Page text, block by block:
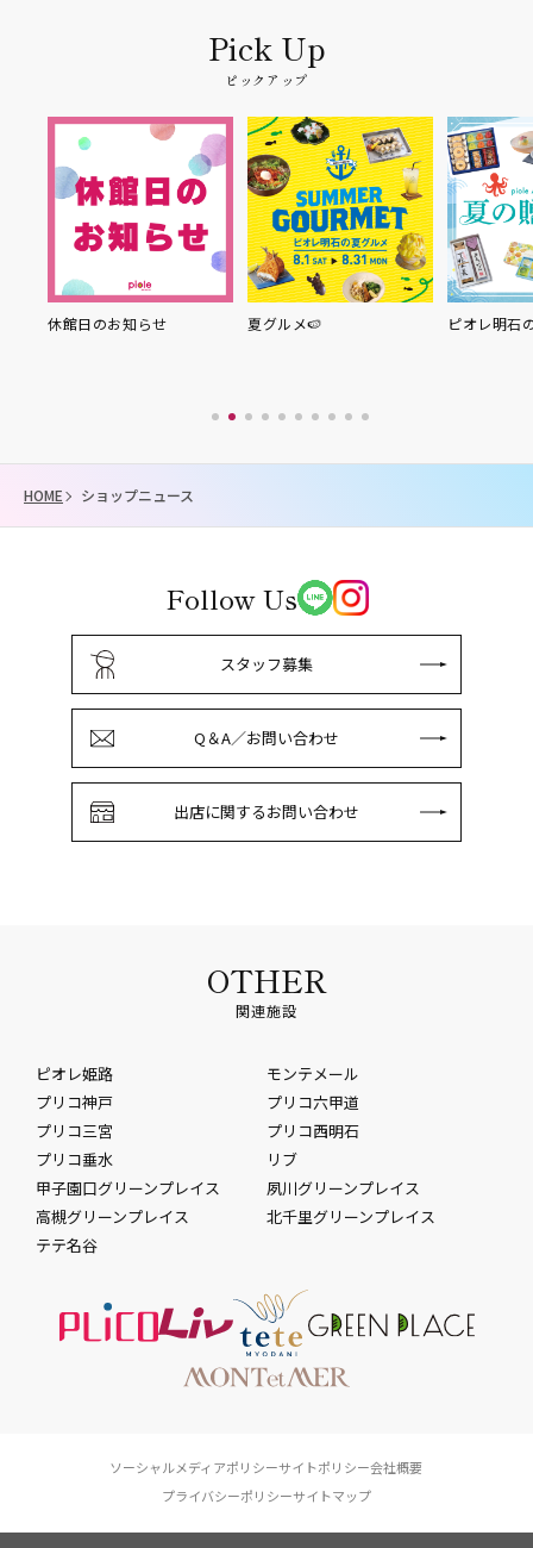
ピックアップ
夏グルメ🍉 ピオレ明石の夏の贈り物
HOME ショップニュース
Follow Us
スタッフ募集
Q＆A／お問い合わせ
出店に関するお問い合わせ
OTHER
関連施設
ピオレ姫路
モンテメール
プリコ神戸
プリコ六甲道
プリコ三宮
プリコ西明石
プリコ垂水
リブ
甲子園口グリーンプレイス
夙川グリーンプレイス
高槻グリーンプレイス
北千里グリーンプレイス
テテ名谷
ソーシャルメディアポリシーサイトポリシー会社概要
プライバシーポリシーサイトマップ